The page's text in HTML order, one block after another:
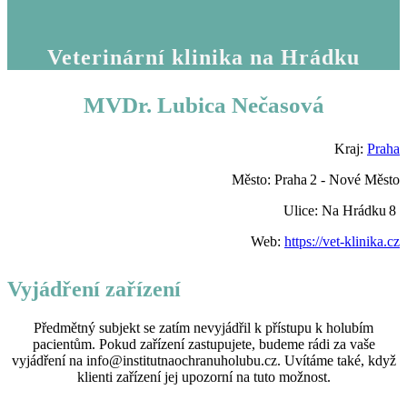
Veterinární klinika na Hrádku
MVDr. Lubica Nečasová
Kraj: Praha
Město: Praha 2 ‑ Nové Město
Ulice: Na Hrádku 8
Web: https://vet-klinika.cz
Vyjádření zařízení
Předmětný subjekt se zatím nevyjádřil k přístupu k holubím
pacientům. Pokud zařízení zastupujete, budeme rádi za vaše
vyjádření na info@institutnaochranuholubu.cz. Uvítáme také, když
klienti zařízení jej upozorní na tuto možnost.